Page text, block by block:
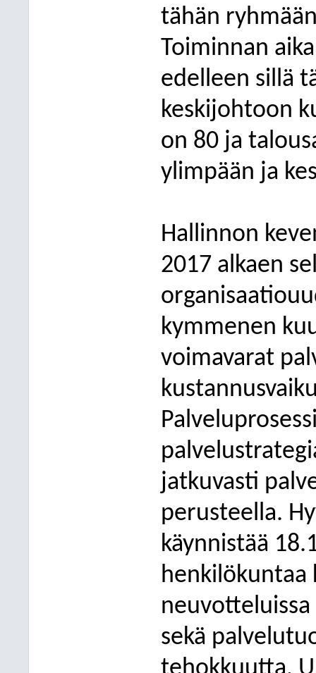
tähän
Toiminnan
edelleen sillä
keskijohtoon
on 80 ja
ylimpään ja
Hallinnon
2017 alkaen
kymmenen
voimavarat
jatkuvasti
perusteella.
käynnistää
henkilökuntaa
sekä